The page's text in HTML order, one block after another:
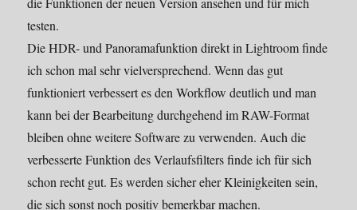
testen.
Die HDR- und Panoramafunktion direkt in Lightroom finde
ich schon mal sehr vielversprechend. Wenn das gut
funktioniert verbessert es den Workflow deutlich und man
kann bei der Bearbeitung durchgehend im RAW-Format
bleiben ohne weitere Software zu verwenden. Auch die
verbesserte Funktion des Verlaufsfilters finde ich für sich
schon recht gut. Es werden sicher eher Kleinigkeiten sein,
die sich sonst noch positiv bemerkbar machen.